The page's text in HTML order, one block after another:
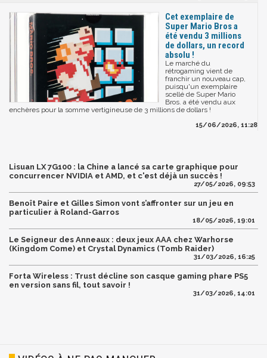
Cet exemplaire de
Super Mario Bros a
été vendu 3 millions
de dollars, un record
absolu !
Le marché du
rétrogaming vient de
franchir un nouveau cap,
puisqu'un exemplaire
scellé de Super Mario
Bros. a été vendu aux
enchères pour la somme vertigineuse de 3 millions de dollars !
15/06/2026, 11:28
Lisuan LX 7G100 : la Chine a lancé sa carte graphique pour
concurrencer NVIDIA et AMD, et c'est déjà un succès !
27/05/2026, 09:53
Benoît Paire et Gilles Simon vont s’affronter sur un jeu en
particulier à Roland-Garros
18/05/2026, 19:01
Le Seigneur des Anneaux : deux jeux AAA chez Warhorse
(Kingdom Come) et Crystal Dynamics (Tomb Raider)
31/03/2026, 16:25
Forta Wireless : Trust décline son casque gaming phare PS5
en version sans fil, tout savoir !
31/03/2026, 14:01